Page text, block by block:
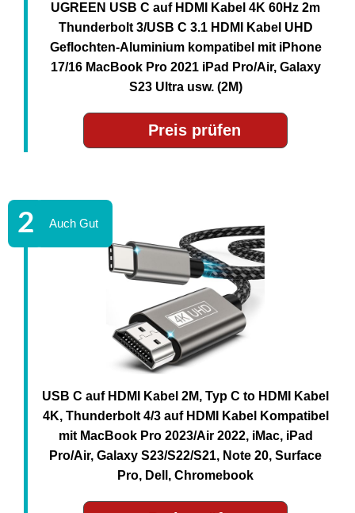
UGREEN USB C auf HDMI Kabel 4K 60Hz 2m
Thunderbolt 3/USB C 3.1 HDMI Kabel UHD
Geflochten-Aluminium kompatibel mit iPhone
17/16 MacBook Pro 2021 iPad Pro/Air, Galaxy
S23 Ultra usw. (2M)
Preis prüfen
USB C auf HDMI Kabel 2M, Typ C to HDMI Kabel
4K, Thunderbolt 4/3 auf HDMI Kabel Kompatibel
mit MacBook Pro 2023/Air 2022, iMac, iPad
Pro/Air, Galaxy S23/S22/S21, Note 20, Surface
Pro, Dell, Chromebook